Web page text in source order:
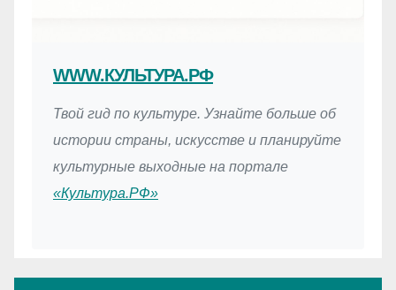
WWW.КУЛЬТУРА.РФ
Твой гид по культуре. Узнайте больше об
истории страны, искусстве и планируйте
культурные выходные на портале
«Культура.РФ»